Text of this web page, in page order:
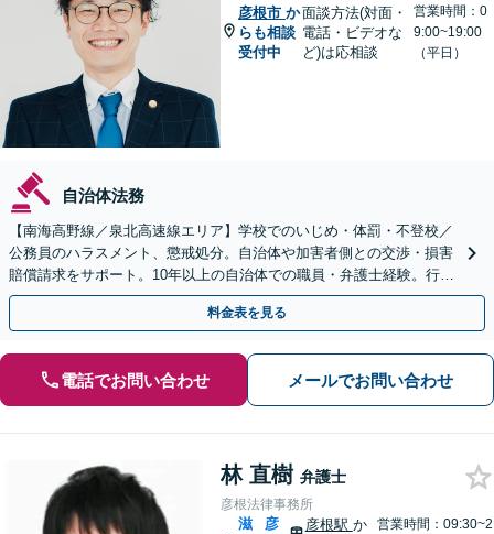
彦根市 か
らも相談
受付中
面談方法(対面・
電話・ビデオな
ど)は応相談
営業時間：0
9:00~19:00
（平日）
自治体法務
【南海高野線／泉北高速線エリア】学校でのいじめ・体罰・不登校／
公務員のハラスメント、懲戒処分。自治体や加害者側との交渉・損害
賠償請求をサポート。10年以上の自治体での職員・弁護士経験。行政
組織の動きを見据えて解決策をご提案【オンライン可】
料金表を見る
電話でお問い合わせ メールでお問い合わせ
林 直樹 弁護士
彦根法律事務所
滋
彦
彦根駅 か
営業時間：09:30~2